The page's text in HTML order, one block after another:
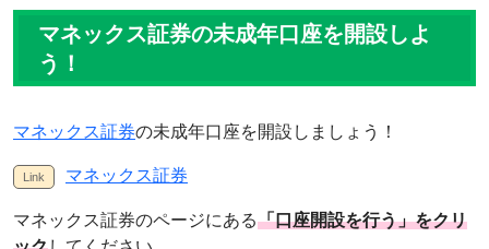
マネックス証券の未成年口座を開設しよ
う！
マネックス証券の未成年口座を開設しましょう！
マネックス証券
マネックス証券のページにある「口座開設を行う」をクリ